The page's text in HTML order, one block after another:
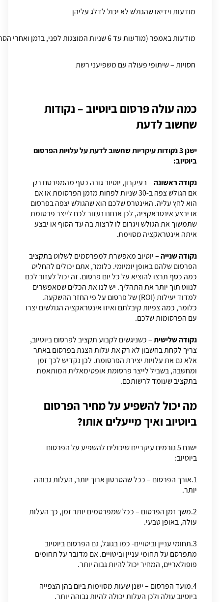
מודעות וידיאו שהגולש לא יכול לדלג עליהן
מודעות באמפר (מודעות עד 6 שניות המוצגות לפני, בזמן ואחרי הסרטונים)
חסויות – שיתופי פעולה עם משפיעני רשת
כמה עולה פרסום ביוטיוב – נקודות
שחשוב לדעת
ישנן 3 נקודות עיקריות שחשוב לדעת על עלויות הפרסום
ביוטיוב:
נקודה ראשונה– בעיקרון, יוטיוב גובה כסף מהמפרסם רק
אם הגולש צפה ב-30 שניות לפחות מזמן הפרסומת או אם
הוא לחץ עליה. האינטרס שלכם הוא שהגולש יצפה בפרסום
או יבצע אינטראקציה, לכן אנחנו נעזור לכם לייצר פרסומת
שתמשוך את הגולש ויגרום לו לרצות בה עד הסוף או יבצע
איתה אינטראקציה מסוימת.
נקודה שנייה– יוטיוב מאפשרת למפרסמים לשלוט בתקציב
הפרסום שלהם באופן יומיומי. כלומר, אתם יכולים להחליט
כמה כסף תרצו להוציא על כל יום פרסום. זה יכול לעזור לכם
לנווט תוך יותר את התהליך. יש לנו את הכלים שמאפשרים
למדוד יעילות (ROI) של פרסום על פי החזר ההשקעה.
כלומר, כמה צפיות קיבלתם ואיזו אינטראקציה הגולשים יצרו
עם הפרסומות שלכם.
נקודה שלישית– כשניגשים לקבוע תקציב לפרסום ביוטיוב,
צריך לקחת בחשבון לא רק את עלות הצגת בפרסום באתר
אלא גם את עלויות יצירת הפרסומת. לכן נקדיש לכך זמן
ומחשבה, בשביל לייצר פרסומת אופטימאלית המותאמת
בתקציב שעומד לרשותכם.
מה יכול להשפיע על מחיר הפרסום
ביוטיוב ואיך מייעלים אותו?
ישנם 5 גורמים עיקריים שיכולים להשפיע על הפרסום
ביוטיוב:
1.אורך הפרסום – ככל שהסרטון ארוך יותר, העלות גבוהה
יותר.
2.משך זמן הפרסום – ככל שמפרסמים יותר זמן, כך העלות
עולה, באופן טבעי.
3.תחומי עניין וביטויים- כמו בגוגל, גם הפרסום ביוטיוב
מתפרסם על תחומי עניין וביטויים. אם מדובר על תחומים
פופולאריים, המחיר יכול להיות גבוה יותר.
4.מועד הפרסום – ישנן שעות מסוימות ביום בהן הצפייה
ביוטיוב עולה ולכן העלות יכולה להיות גבוהה יותר.